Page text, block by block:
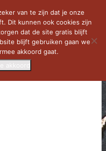
van te zijn dat je onze
Dit kunnen ook cookies zijn
dat de site gratis blijft
blijft gebruiken gaan we
akkoord gaat.
akkoord